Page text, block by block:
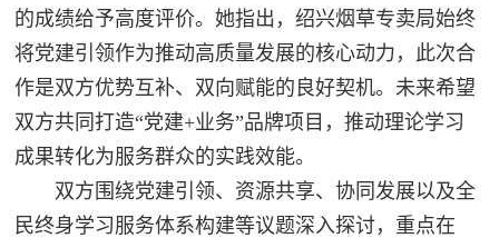
的成绩给予高度评价。她指出，绍兴烟草专卖局始终
将党建引领作为推动高质量发展的核心动力，此次合
作是双方优势互补、双向赋能的良好契机。未来希望
双方共同打造“党建+业务”品牌项目，推动理论学习
成果转化为服务群众的实践效能。
双方围绕党建引领、资源共享、协同发展以及全
民终身学习服务体系构建等议题深入探讨，重点在